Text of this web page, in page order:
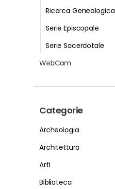
Ricerca Genealogica
Serie Episcopale
Serie Sacerdotale
WebCam
Categorie
Archeologia
Architettura
Arti
Biblioteca